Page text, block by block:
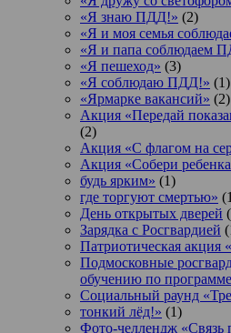
«Я знаю ПДД!» (2)
«Я и моя семья
«Я и папа соблюдаем
«Я пешеход» (3)
«Я соблюдаю ПДД!» (1)
«Ярмарке вакансий» (2)
Акция «Передай
(2)
Акция «С флагом на
Акция «Собери
будь ярким» (1)
где торгуют смертью»
День открытых дверей
Зарядка с Росгвардией
Патриотическая акция
Подмосковные
обучению по
Социальный раунд
тонкий лёд!» (1)
Фото-челлендж «Связь